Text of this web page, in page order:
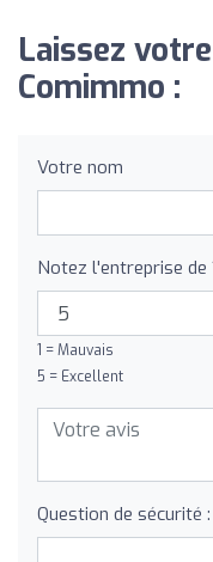
Laissez
Comimmo :
Votre nom
Notez l'entreprise de
1 = Mauvais
5 = Excellent
Question de sécurité